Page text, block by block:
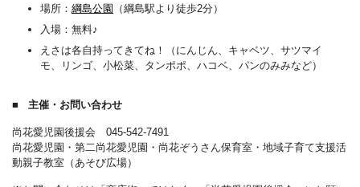
場所： 綱島公園
（綱島駅より徒歩2分）
入場：無料♪
えさは各自持ってきてね！（にんじん、キャベツ、サツマイ
モ、リンゴ、小松菜、タンポポ、ハコベ、パンのみみなど）
主催・お問い合わせ
尚花愛児園後援会 045-542-7491
尚花愛児園・第二尚花愛児園・尚花ぞうさん保育室・地域子育て支援活
動親子教室（あそび広場）